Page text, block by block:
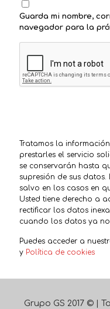
Guarda mi nombre,
navegador para la
Tratamos la
prestarles el servicio
se conservarán hasta
supresión de sus
salvo en los casos en
Usted tiene derecho a
rectificar los datos
cuando los datos ya no
Puedes acceder a
y Política de cookies
Grupo GS 2017 © |